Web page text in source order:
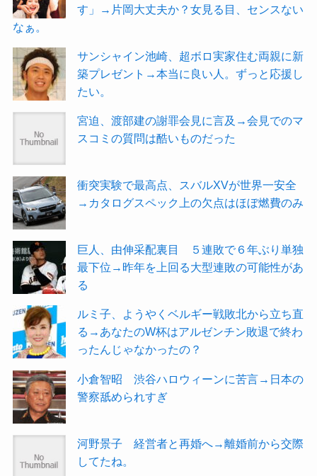
す」→片岡大丈夫か？女見る目、センスない
なぁ。
サンシャイン池崎、超ボロ実家住む両親に新
築プレゼント→本当に良い人。ずっと応援し
たい。
宮迫、渡部建の謝罪会見に言及→会見でのマ
スコミの質問は酷いものだった
衝突実験で最高点、スバルXVが世界一安全
→カタログスペック上の欠点はほぼ燃費のみ
巨人、由伸采配裏目 ５連敗で６年ぶり単独
最下位→昨年を上回る大型連敗の可能性があ
る
ルミ子、ようやくベルギー戦敗北から立ち直
る→あなたのW杯はアルゼンチン敗退で終わ
ったんじゃなかったの？
小倉智昭 渋谷ハロウィーンに苦言→日本の
警察舐められすぎ
河野景子 経営者と再婚へ→離婚前から交際
してたね。